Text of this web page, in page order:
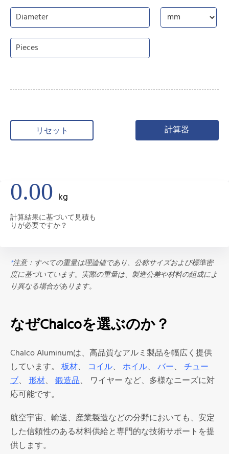
計算器
リセット
0.00 kg
計算結果に基づいて見積も
りが必要ですか？
*注意：すべての重量は理論値であり、公称サイズおよび標準密
度に基づいています。実際の重量は、製造公差や材料の組成によ
り異なる場合があります。
なぜChalcoを選ぶのか？
Chalco Aluminumは、高品質なアルミ製品を幅広く提供
しています。 板材、 コイル、 ホイル、 バー、 チュー
ブ、 形材、 鍛造品、 ワイヤー など、多様なニーズに対
応可能です。
航空宇宙、輸送、産業製造などの分野においても、安定
した信頼性のある材料供給と専門的な技術サポートを提
供します。